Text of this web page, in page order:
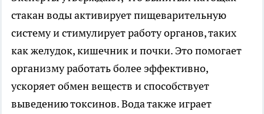
стакан воды активирует пищеварительную
систему и стимулирует работу органов, таких
как желудок, кишечник и почки. Это помогает
организму работать более эффективно,
ускоряет обмен веществ и способствует
выведению токсинов. Вода также играет